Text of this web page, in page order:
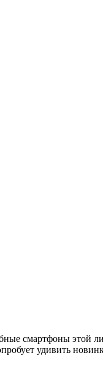
смартфоны этой
удивить